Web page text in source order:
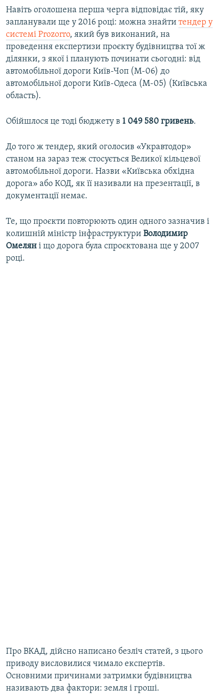
Навіть оголошена перша черга відповідає тій, яку
запланували ще у 2016 році: можна знайти тендер у
системі Prozorro, який був виконаний, на
проведення експертизи проєкту будівництва тої ж
ділянки, з якої і планують починати сьогодні: від
автомобільної дороги Київ-Чоп (М-06) до
автомобільної дороги Київ-Одеса (М-05) (Київська
область).
Обійшлося це тоді бюджету в 1 049 580 гривень.
До того ж тендер, який оголосив «Укравтодор»
станом на зараз теж стосується Великої кільцевої
автомобільної дороги. Назви «Київська обхідна
дорога» або КОД, як її називали на презентації, в
документації немає.
Те, що проєкти повторюють один одного зазначив і
колишній міністр інфраструктури Володимир
Омелян і що дорога була спроєктована ще у 2007
році.
Про ВКАД, дійсно написано безліч статей, з цього
приводу висловилися чимало експертів.
Основними причинами затримки будівництва
називають два фактори: земля і гроші.